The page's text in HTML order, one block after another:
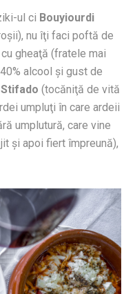
ul ci Bouyiourdi
nu îţi faci poftă de
gheaţă (fratele mai
alcool şi gust de
Stifado (tocăniţă de vită
umpluţi în care ardeii
umplutură, care vine
şi apoi fiert împreună),